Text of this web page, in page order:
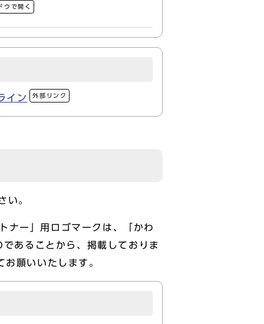
ウで開く
イン 外部リンク
い。
ナー」用ロゴマークは、「かわ
あることから、掲載しておりま
願いいたします。